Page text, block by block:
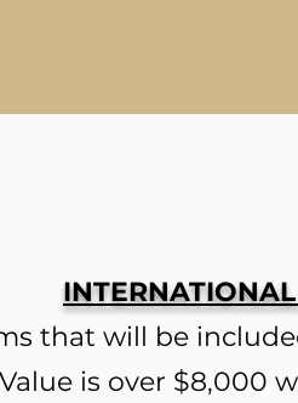
that will be
is over $8,000